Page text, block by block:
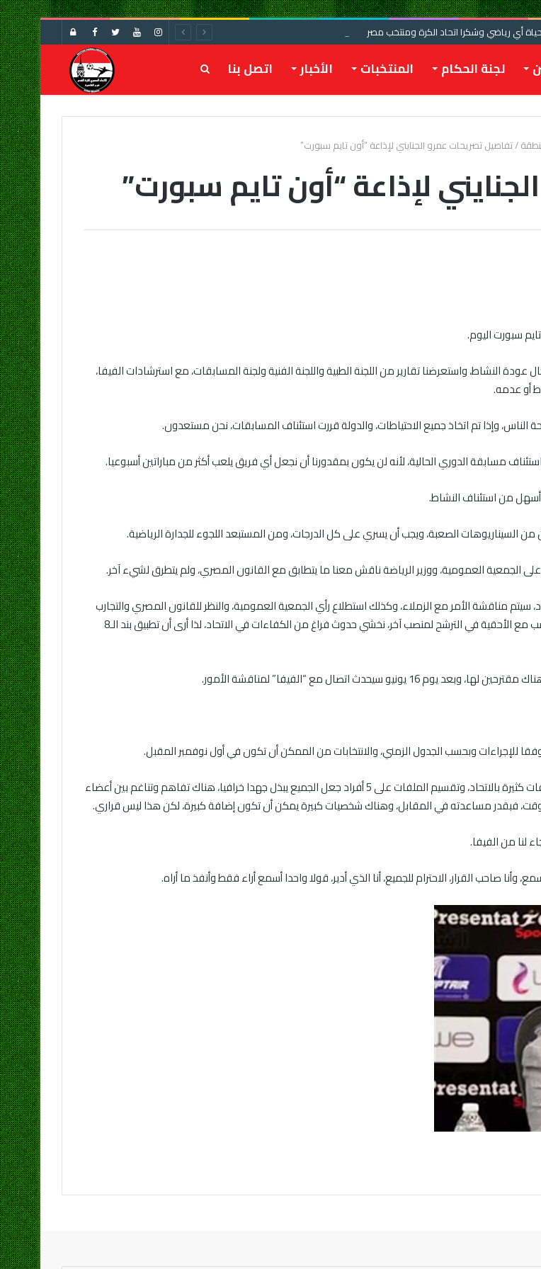
أي رياضي وشكرا اتحاد الكرة ومنتخب مصر
تسجيل
لجنة الحكام المنتخبات الأخبار اتصل بنا بحث
عن
/تفاصيل تصريحات عمرو الجنايني لإذاعة “أون تايم سبورت”
لإذاعة “أون تايم سبورت”
سبورت اليوم.
النشاط، واستعرضنا تقارير من اللجنة الطبية واللجنة الفنية ولجنة المسابقات، مع استرشادات الفيفا،
أو عدمه.
وإذا تم اتخاذ جميع الاحتياطات، والدولة قررت استئناف المسابقات، نحن مستعدون.
مسابقة الدوري الحالية، لأنه لن يكون بمقدورنا أن نجعل أي فريق يلعب أكثر من مباراتين أسبوعيا.
السيناريوهات الصعبة، ويجب أن يسري على كل الدرجات، ومن المستبعد اللجوء للجدارة الرياضية.
الجمعية العمومية، ووزير الرياضة ناقش معنا ما يتطابق مع القانون المصري، ولم يتطرق لشيء آخر.
سيتم مناقشة الأمر مع الزملاء، وكذلك استطلاع رأي الجمعية العمومية، والنظر للقانون المصري والتجارب
السابقة، من الوارد جدا أن يكون القرار بمنع الترشح لمن قضى 8 سنوات في منصب مع الأحقية في الترشح لمنصب آخر، نخشي حدوث فراغ من الكفاءات في الاتحاد، لذا أرى أن تطبيق بند الـ8
اتصال مع “الفيفا” لمناقشة الأمور.
وبحسب الجدول الزمني، والانتخابات من الممكن أن تكون في أول نوفمبر المقبل.
– الحديث عن زيادة أعضاء اللجنة مجرد اجتهادات، وسببه أننا نتحدث عن وجود ملفات كثيرة بالاتحاد، وتقسيم الملفات على 5 أفراد جعل الجميع يبذل جهدا خرافيا، هناك تفاهم وتناغم بين أعضاء
فبقدر مساعدته في المقابل، وهناك شخصيات كبيرة يمكن أن تكون إضافة كبيرة، لكن هذا ليس قراري.
لنا من الفيفا.
صاحب القرار، الاحترام للجميع، أنا الذي أدير، قولا واحدا أسمع أراء فقط وأنفذ ما أراه.